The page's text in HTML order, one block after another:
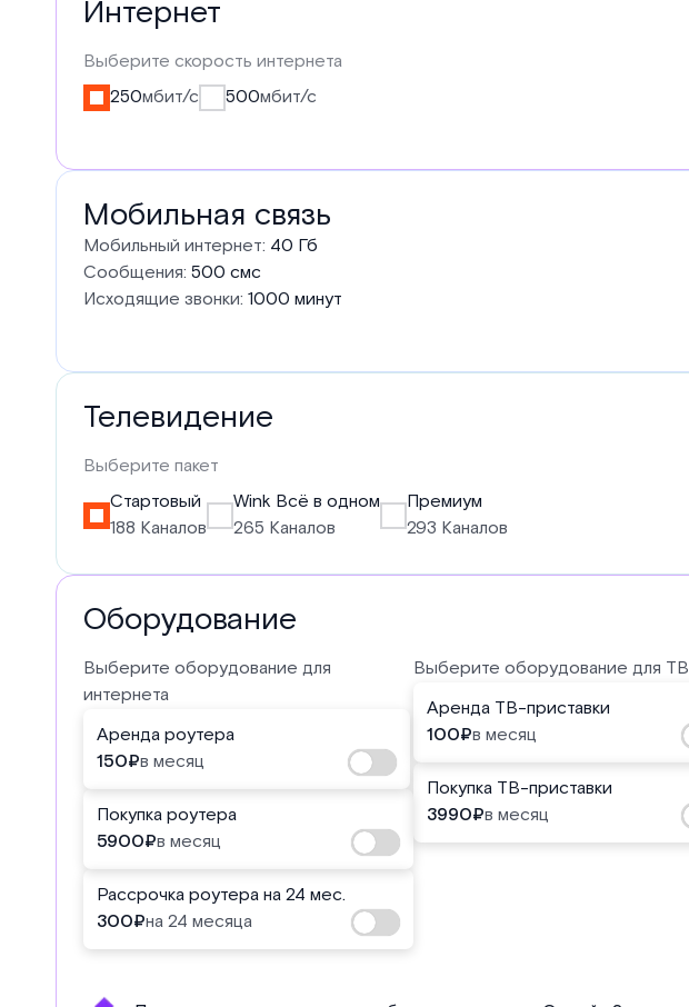
тарифе
Интернет
Выберите скорость интернета
250мбит/с 500мбит/с
Мобильная связь
Мобильный интернет: 40 Гб
Сообщения: 500 смс
Исходящие звонки: 1000 минут
Телевидение
Выберите пакет
Стартовый
188 Каналов
Wink Всё в одном
265 Каналов
Премиум
293 Каналов
Оборудование
Выберите оборудование для
интернета
Аренда роутера
150₽в месяц
Покупка роутера
5900₽в месяц
Рассрочка роутера на 24 мес.
300₽на 24 месяца
Выберите оборудование для ТВ
Аренда ТВ-приставки
100₽в месяц
Покупка ТВ-приставки
3990₽в месяц